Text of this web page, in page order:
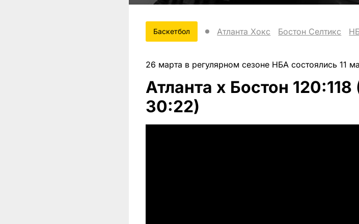
Баскетбол Атланта Хокс Бостон Селтикс
26 марта в регулярном сезоне НБА состоялись 11
Атланта x Бостон
30:22)